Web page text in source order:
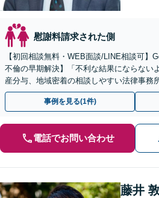
慰謝料請求された側
【初回相談無料・WEB面談/LINE相談可】
不倫の早期解決】「不利な結果にならない
産分与、地域密着の相談しやすい法律事務
悔しない」解決を【夜間休日対応】
事例を見る(1件)
電話でお問い合わせ
藤井